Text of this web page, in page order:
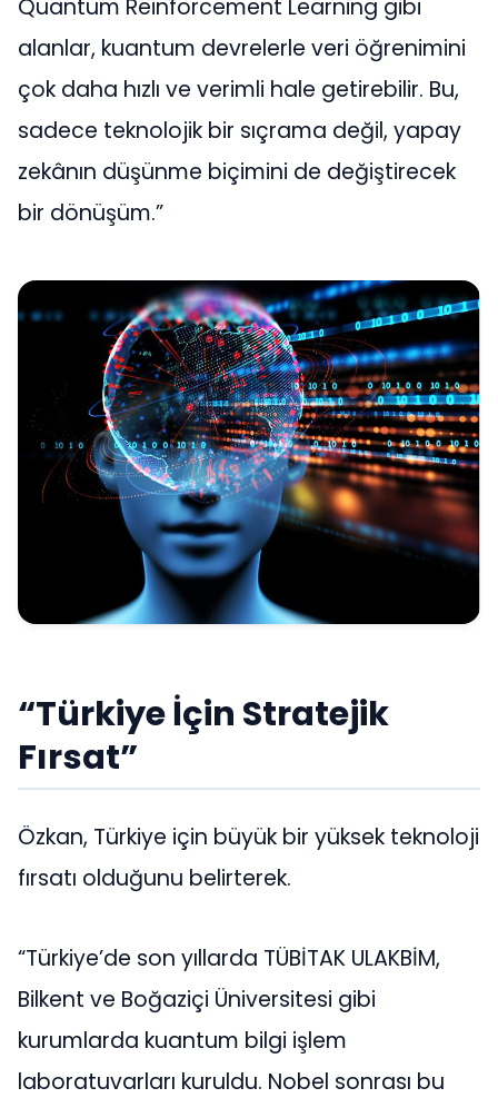
Quantum Reinforcement Learning gibi
alanlar, kuantum devrelerle veri öğrenimini
çok daha hızlı ve verimli hale getirebilir. Bu,
sadece teknolojik bir sıçrama değil, yapay
zekânın düşünme biçimini de değiştirecek
bir dönüşüm.”
“Türkiye İçin Stratejik
Fırsat”
Özkan, Türkiye için büyük bir yüksek teknoloji
fırsatı olduğunu belirterek.
“Türkiye’de son yıllarda TÜBİTAK ULAKBİM,
Bilkent ve Boğaziçi Üniversitesi gibi
kurumlarda kuantum bilgi işlem
laboratuvarları kuruldu. Nobel sonrası bu